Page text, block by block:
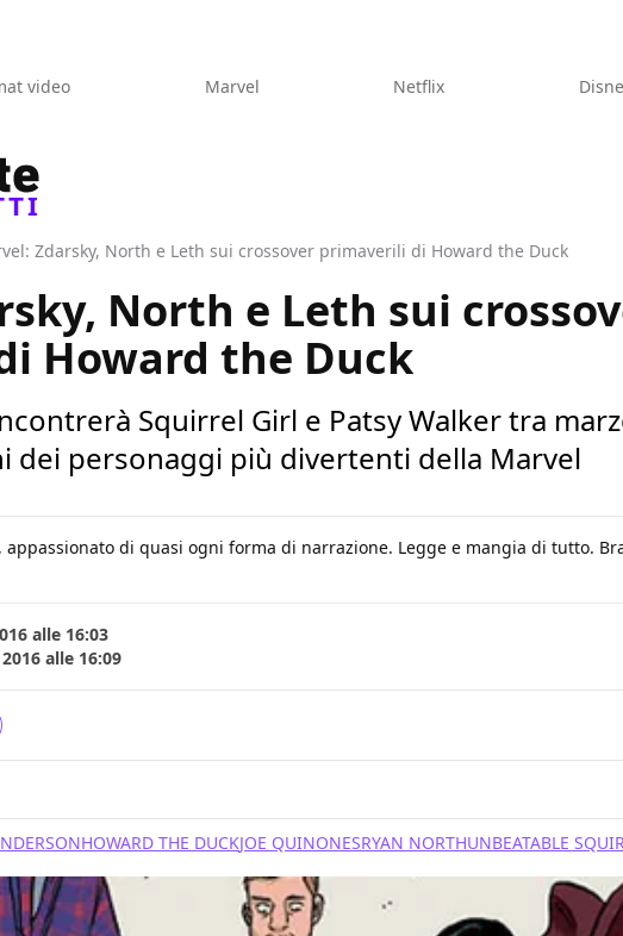
video Marvel Netflix
Zdarsky, North e Leth sui crossover primaverili di Howard the Duck
North e Leth sui
Howard the Duck
Squirrel Girl e Patsy Walker tra
dei personaggi più divertenti della Marvel
di quasi ogni forma di narrazione. Legge e mangia di tutto.
alle 16:03
alle 16:09
HOWARD THE DUCKJOE QUINONESRYAN NORTHUNBEATABLE